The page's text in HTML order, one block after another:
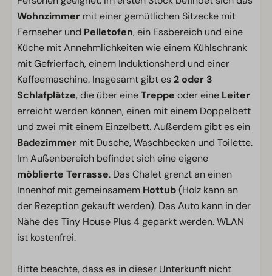
Wohnzimmer mit einer gemütlichen Sitzecke mit
Fernseher und Pelletofen, ein Essbereich und eine
Küche mit Annehmlichkeiten wie einem Kühlschrank
mit Gefrierfach, einem Induktionsherd und einer
Kaffeemaschine. Insgesamt gibt es2 oder 3
Schlafplätze, die über eineTreppe oder eine Leiter
erreicht werden können, einen mit einem Doppelbett
und zwei mit einem Einzelbett. Außerdem gibt es ein
Badezimmer mit Dusche, Waschbecken und Toilette.
Im Außenbereich befindet sich eine eigene
möblierte Terrasse. Das Chalet grenzt an einen
Innenhof mit gemeinsamem Hottub(Holz kann an
der Rezeption gekauft werden). Das Auto kann in der
Nähe des Tiny House Plus 4 geparkt werden. WLAN
ist kostenfrei.
Bitte beachte, dass es in dieser Unterkunft nicht